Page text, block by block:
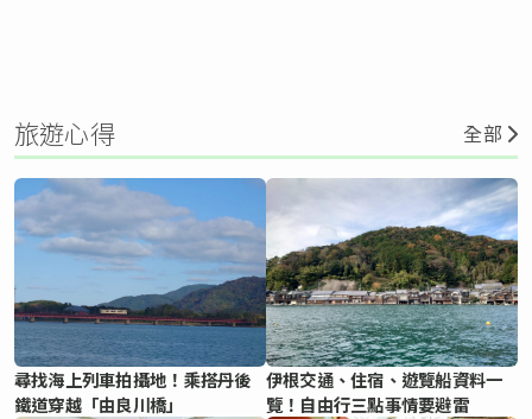
旅遊心得 全部
尋找海上列車拍攝地！乘搭丹後
鐵道穿越「由良川橋」
伊根交通、住宿、遊覽船資料一
覽！自由行三點事情要避雷